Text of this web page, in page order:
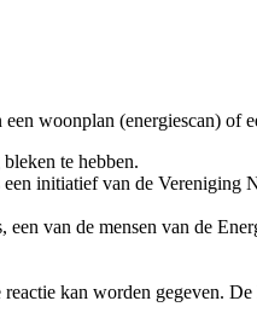
woonplan (energiescan) of
te hebben.
initiatief van de Vereniging
van de mensen van de
kan worden gegeven.